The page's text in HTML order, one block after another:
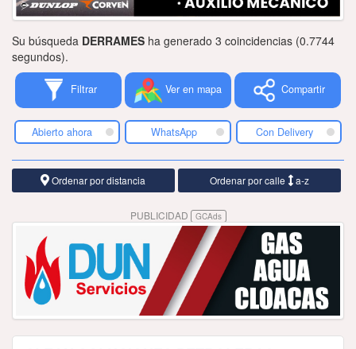
Publicidad
Tiendacores
Contactenos
Su búsqueda DERRAMES ha generado 3 coincidencias (0.7744
segundos).
Filtrar Ver en mapa Compartir
Abierto ahora WhatsApp Con Delivery
Ordenar por distancia Ordenar por calle a-z
PUBLICIDAD GCAds